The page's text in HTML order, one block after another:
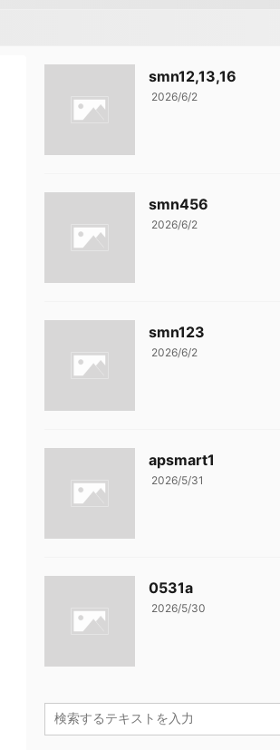
smn12,13,16
2026/6/2
smn456
2026/6/2
smn123
2026/6/2
apsmart1
2026/5/31
0531a
2026/5/30